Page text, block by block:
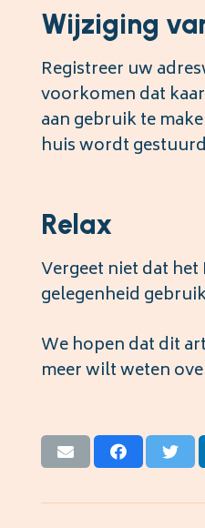
Wijziging
Registreer uw
voorkomen dat
aan gebruik te
huis wordt
Relax
Vergeet niet dat
gelegenheid
We hopen dat dit
meer wilt weten